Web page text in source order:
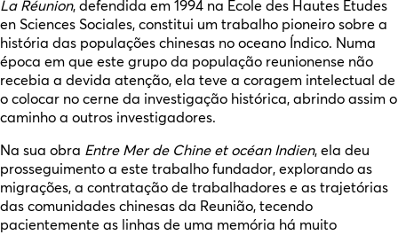
La Réunion, defendida em 1994 na École des Hautes Études
en Sciences Sociales, constitui um trabalho pioneiro sobre a
história das populações chinesas no oceano Índico. Numa
época em que este grupo da população reunionense não
recebia a devida atenção, ela teve a coragem intelectual de
o colocar no cerne da investigação histórica, abrindo assim o
caminho a outros investigadores.
Na sua obra Entre Mer de Chine et océan Indien, ela deu
prosseguimento a este trabalho fundador, explorando as
migrações, a contratação de trabalhadores e as trajetórias
das comunidades chinesas da Reunião, tecendo
pacientemente as linhas de uma memória há muito